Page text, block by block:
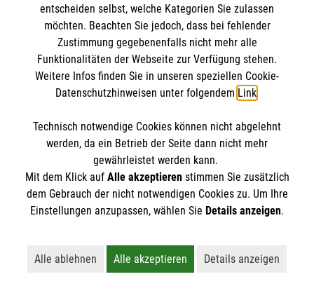
Ehrenamtsmonitor, News
entscheiden selbst, welche Kategorien Sie zulassen
möchten. Beachten Sie jedoch, dass bei fehlender
Zustimmung gegebenenfalls nicht mehr alle
Funktionalitäten der Webseite zur Verfügung stehen.
Weitere Infos finden Sie in unseren speziellen Cookie-
Datenschutzhinweisen unter folgendem Link.
Technisch notwendige Cookies können nicht abgelehnt
werden, da ein Betrieb der Seite dann nicht mehr
gewährleistet werden kann.
Mit dem Klick auf Alle akzeptierenstimmen Sie zusätzlich
dem Gebrauch der nicht notwendigen Cookies zu. Um Ihre
Einstellungen anzupassen, wählen Sie Details anzeigen.
Alle ablehnen
Lehnt alle nicht-essentiellen Cookies ab
Alle akzeptieren
Akzeptiert alle Cookies
Details anzeigen